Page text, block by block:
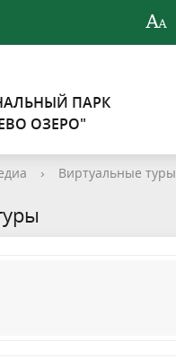
ПАРК
ОЗЕРО"
› Виртуальные туры